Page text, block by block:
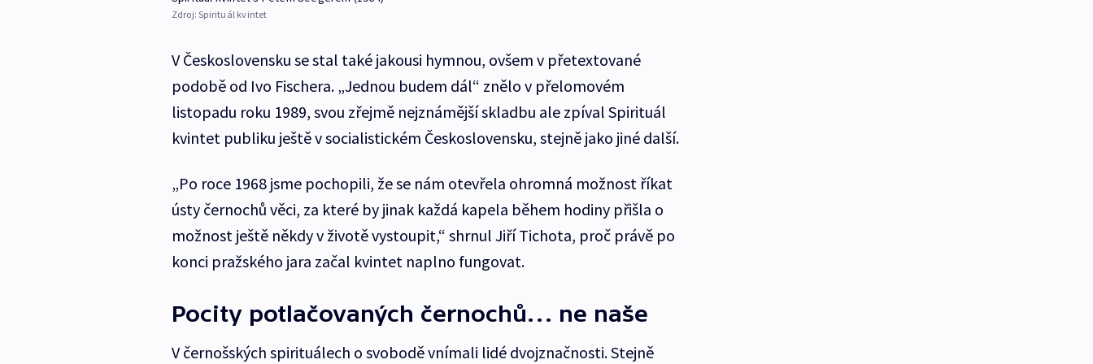
Zdroj:Spirituál kvintet
V Československu se stal také jakousi hymnou, ovšem v přetextované
podobě od Ivo Fischera. „Jednou budem dál“ znělo v přelomovém
listopadu roku 1989, svou zřejmě nejznámější skladbu ale zpíval Spirituál
kvintet publiku ještě v socialistickém Československu, stejně jako jiné další.
„Po roce 1968 jsme pochopili, že se nám otevřela ohromná možnost říkat
ústy černochů věci, za které by jinak každá kapela během hodiny přišla o
možnost ještě někdy v životě vystoupit,“ shrnul Jiří Tichota, proč právě po
konci pražského jara začal kvintet naplno fungovat.
Pocity potlačovaných černochů… ne naše
V černošských spirituálech o svobodě vnímali lidé dvojznačnosti. Stejně